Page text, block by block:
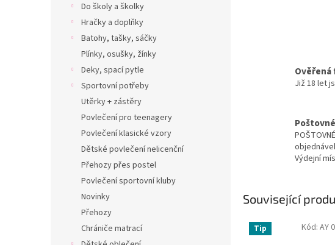
Do školy a školky
Hračky a doplňky
Batohy, tašky, sáčky
Plínky, osušky, žínky
Deky, spací pytle
Sportovní potřeby
Utěrky + zástěry
Povlečení pro teenagery
Povlečení klasické vzory
Dětské povlečení nelicenční
Přehozy přes postel
Povlečení sportovní kluby
Novinky
Přehozy
Chrániče matrací
Ověřená
Již 18 let
Výdejní
Související
Tip Kód: AY